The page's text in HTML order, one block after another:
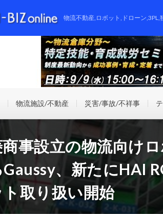
物流不動産,ロボット,ドローン
物流施設/不動産 災害/事故/不祥事
事設立の物流向け
、新たにHAI
取り扱い開始